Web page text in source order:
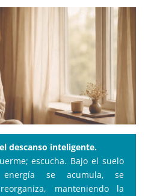
descanso inteligente.
escucha. Bajo el suelo
se acumula, se
manteniendo la